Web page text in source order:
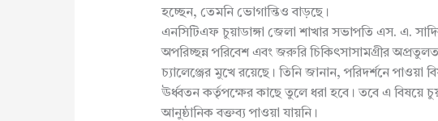
হচ্ছেন, তেমনি ভোগান্তিও বাড়ছে।
এনসিটিএফ চুয়াডাঙ্গা জেলা শাখার সভাপতি এস. এ.
অপরিচ্ছন্ন পরিবেশ এবং জরুরি চিকিৎসাসামগ্রীর
চ্যালেঞ্জের মুখে রয়েছে। তিনি জানান, পরিদর্শনে পাওয়া
ঊর্ধ্বতন কর্তৃপক্ষের কাছে তুলে ধরা হবে। তবে এ বিষয়ে
আনুষ্ঠানিক বক্তব্য পাওয়া যায়নি।